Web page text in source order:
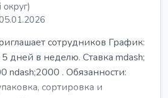
сотрудников График:
дней в неделю. Ставка mdash;
ndash;2000 . Обязанности:
сортировка и